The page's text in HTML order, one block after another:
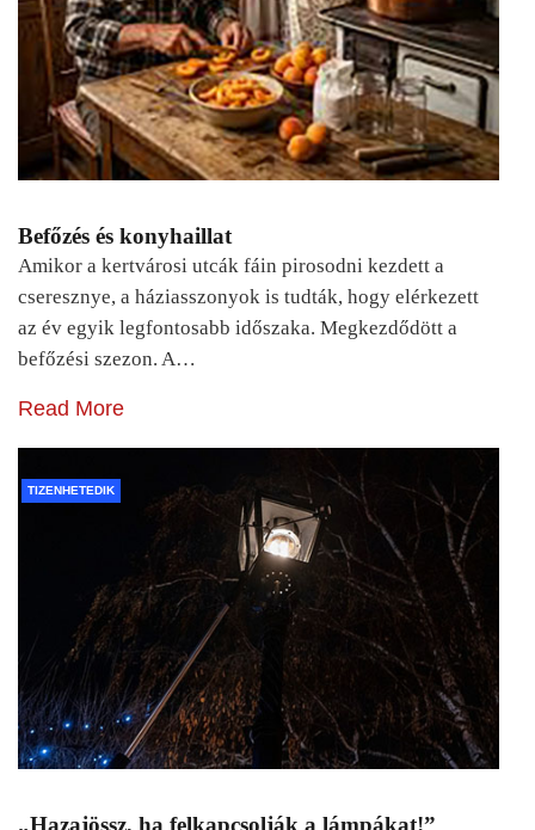
Befőzés és konyhaillat
Amikor a kertvárosi utcák fáin pirosodni kezdett a
cseresznye, a háziasszonyok is tudták, hogy elérkezett
az év egyik legfontosabb időszaka. Megkezdődött a
befőzési szezon. A…
Read More
TIZENHETEDIK
„Hazajössz, ha felkapcsolják a lámpákat!”